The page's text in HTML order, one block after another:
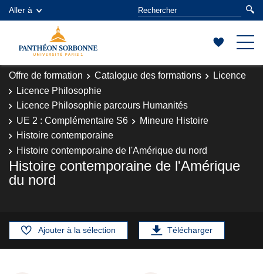
Aller à
Offre de formation Catalogue des formations
Licence
Licence Philosophie
Licence Philosophie parcours Humanités
UE 2 : Complémentaire S6
Mineure Histoire
Histoire contemporaine
Histoire contemporaine de l'Amérique du nord
Histoire contemporaine de l'Amérique
du nord
Ajouter à la sélection Télécharger